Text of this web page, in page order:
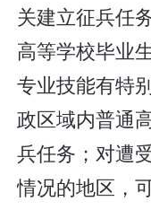
关建立征兵任
高等学校毕业
专业技能有特
政区域内普通
兵任务；对遭
情况的地区，